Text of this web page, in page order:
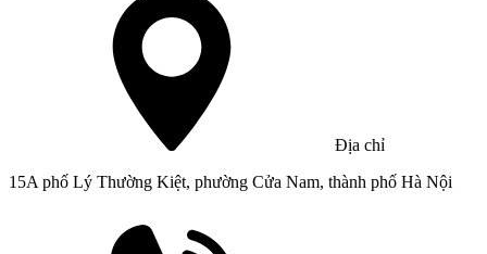
Địa chỉ
15A phố Lý Thường Kiệt, phường Cửa Nam, thành phố Hà Nội